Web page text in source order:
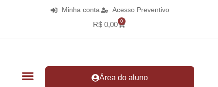
Minha conta Acesso Preventivo
R$ 0,00 0
Área do aluno